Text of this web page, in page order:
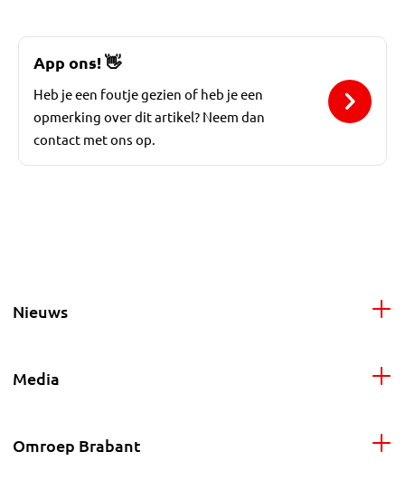
App ons!👋
Heb je een foutje gezien of heb je een
opmerking over dit artikel? Neem dan
contact met ons op.
Nieuws
Media
Omroep Brabant